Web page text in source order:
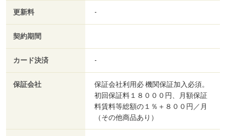
更新料 -
契約期間
カード決済 -
保証会社
保証会社利用必 機関保証加入必須。
初回保証料１８０００円、月額保証
料賃料等総額の１％＋８００円／月
（その他商品あり）